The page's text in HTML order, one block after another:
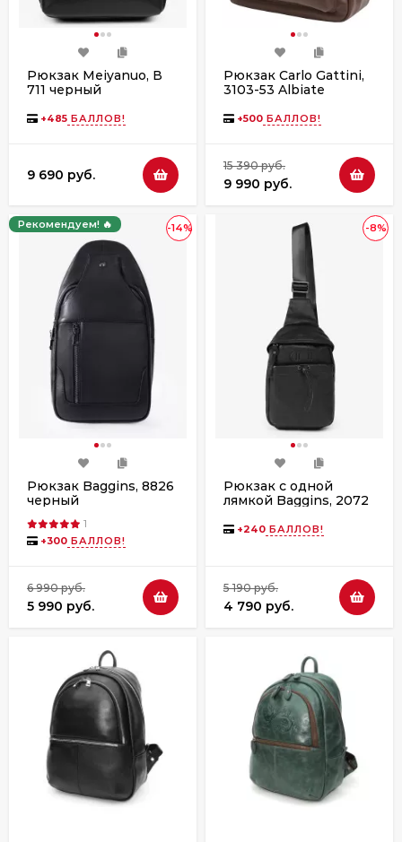
Рюкзак Meiyanuo, В
711 черный
+485 БАЛЛОВ!
9 690 руб.
Рюкзак Carlo Gattini,
3103-53 Albiate
+500 БАЛЛОВ!
15 390 руб.
9 990 руб.
-14%
Рекомендуем! 🔥
Рюкзак Baggins, 8826
черный
1
+300 БАЛЛОВ!
6 990 руб.
5 990 руб.
-8%
Рюкзак с одной
лямкой Baggins, 2072
+240 БАЛЛОВ!
5 190 руб.
4 790 руб.